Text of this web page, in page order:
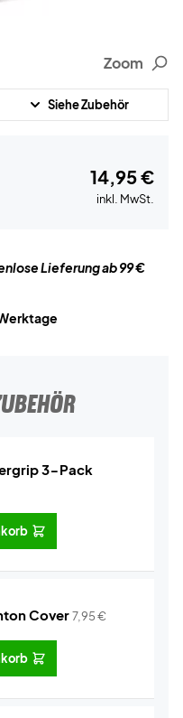
Zoom
Siehe Zubehör
14,95 €
inkl. MwSt.
Lieferung ab 99 €
3-Pack
Cover7,95€